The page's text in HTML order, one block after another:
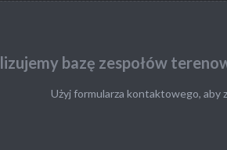
bazę zespołów
Użyj formularza kontaktowego, aby